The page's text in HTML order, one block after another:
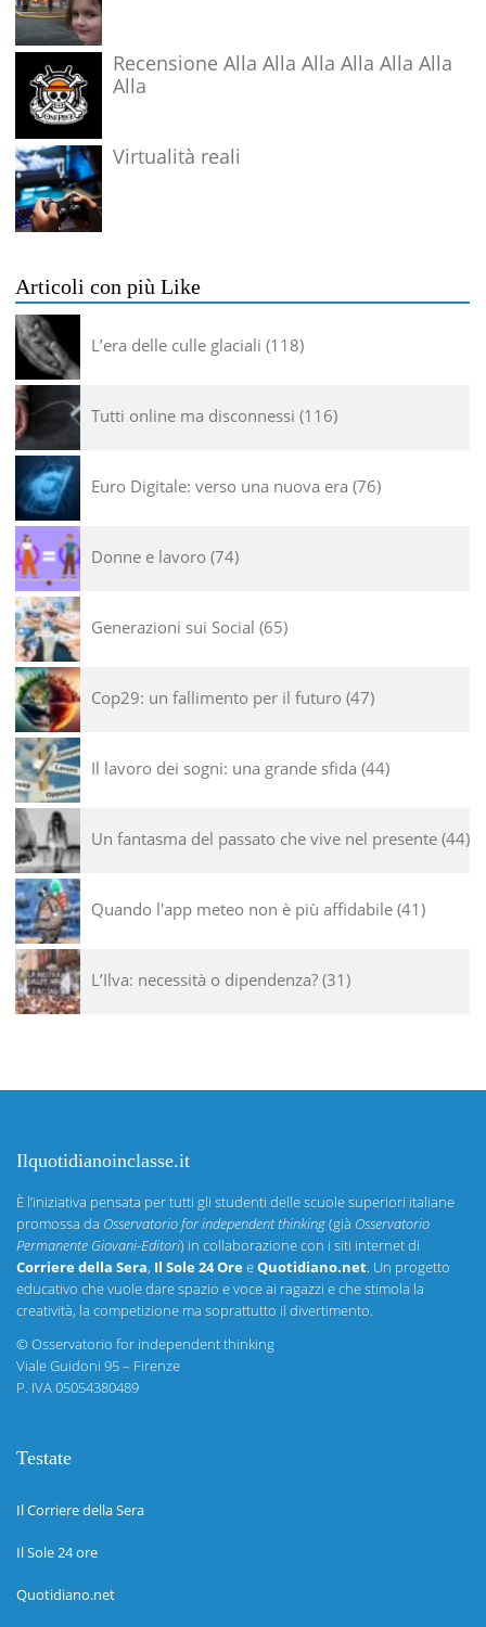
Recensione Alla Alla Alla Alla Alla Alla
Alla
Virtualità reali
Articoli con più Like
L’era delle culle glaciali 118
Tutti online ma disconnessi 116
Euro Digitale: verso una nuova era 76
Donne e lavoro 74
Generazioni sui Social 65
Cop29: un fallimento per il futuro 47
Il lavoro dei sogni: una grande sfida 44
Un fantasma del passato che vive nel presente 44
Quando l'app meteo non è più affidabile 41
L’Ilva: necessità o dipendenza? 31
Ilquotidianoinclasse.it
È l’iniziativa pensata per tutti gli studenti delle scuole superiori italiane
promossa da Osservatorio for independent thinking(già Osservatorio
Permanente Giovani-Editori) in collaborazione con i siti internet di
Corriere della Sera, Il Sole 24 OreeQuotidiano.net. Un progetto
educativo che vuole dare spazio e voce ai ragazzi e che stimola la
creatività, la competizione ma soprattutto il divertimento.
©Osservatorio for independent thinking
Viale Guidoni 95 – Firenze
P. IVA 05054380489
Testate
Il Corriere della Sera
Il Sole 24 ore
Quotidiano.net